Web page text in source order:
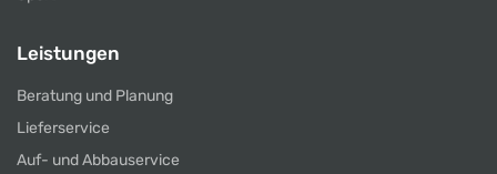
Leistungen
Beratung und Planung
Lieferservice
Auf- und Abbauservice